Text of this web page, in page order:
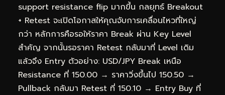
support resistance flip มากขึ้น กลยุทธ์ Breakout
+ Retest จะเปิดโอกาสให้คุณจับการเคลื่อนไหวที่ใหญ่
กว่า หลักการคือรอให้ราคา Break ผ่าน Key Level
สำคัญ จากนั้นรอราคา Retest กลับมาที่ Level เดิม
แล้วจึง Entry ตัวอย่าง: USD/JPY Break เหนือ
Resistance ที่ 150.00 → ราคาวิ่งขึ้นไป 150.50 →
Pullback กลับมา Retest ที่ 150.10 → Entry Buy ที่